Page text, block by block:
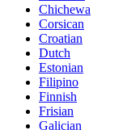
Chichewa
Corsican
Croatian
Dutch
Estonian
Filipino
Finnish
Frisian
Galician